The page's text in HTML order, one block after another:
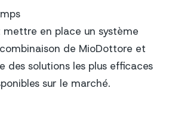
mettre en place un système
de MioDottore et
des solutions les plus efficaces
sur le marché.